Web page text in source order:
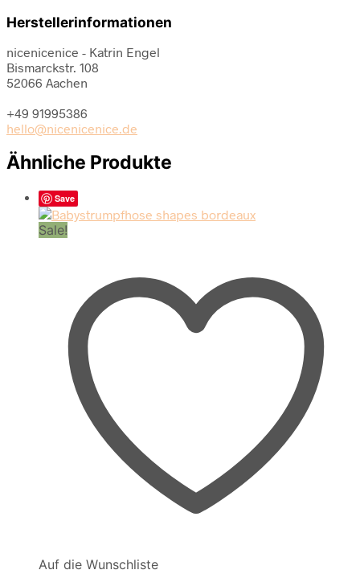
Herstellerinformationen
nicenicenice - Katrin Engel
Bismarckstr. 108
52066 Aachen
+49 91995386
hello@nicenicenice.de
Ähnliche Produkte
Save
Sale!
Auf die Wunschliste